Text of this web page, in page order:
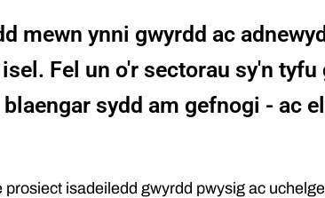
mewn ynni gwyrdd ac
Fel un o'r sectorau sy'n
sydd am gefnogi - ac
isadeiledd gwyrdd pwysig ac